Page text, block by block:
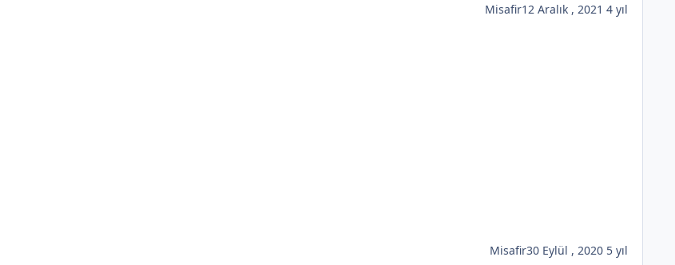
Misafir12 Aralık , 2021 4 yıl
Misafir30 Eylül , 2020 5 yıl